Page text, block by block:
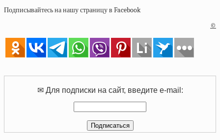
Подписывайтесь на нашу страницу в Facebook
©
✉ Для подписки на сайт, введите e-mail: